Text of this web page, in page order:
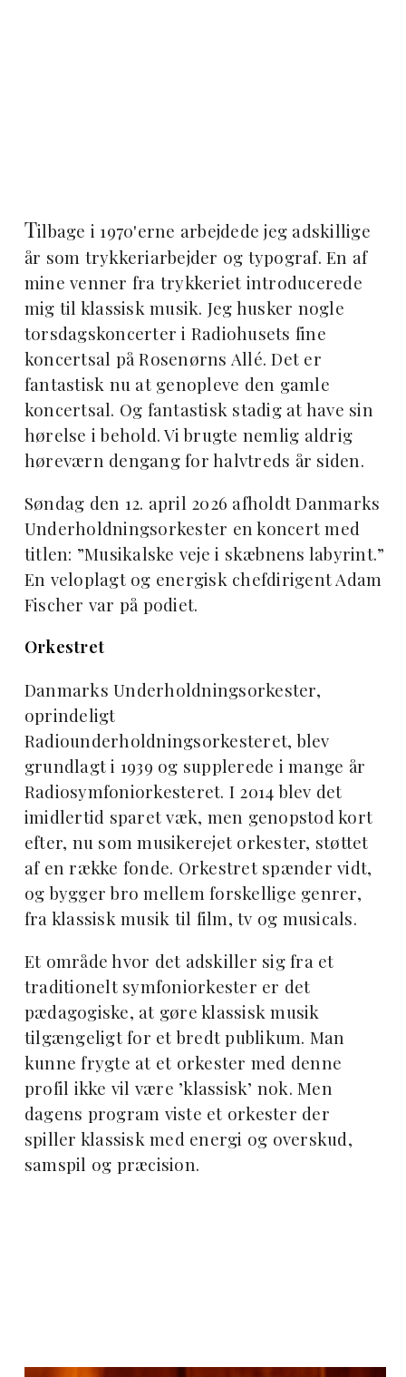
Tilbage i 1970'erne arbejdede jeg adskillige
år som trykkeriarbejder og typograf. En af
mine venner fra trykkeriet introducerede
mig til klassisk musik. Jeg husker nogle
torsdagskoncerter i Radiohusets fine
koncertsal på Rosenørns Allé. Det er
fantastisk nu at genopleve den gamle
koncertsal. Og fantastisk stadig at have sin
hørelse i behold. Vi brugte nemlig aldrig
høreværn dengang for halvtreds år siden.
Søndag den 12. april 2026 afholdt Danmarks
Underholdningsorkester en koncert med
titlen: ”Musikalske veje i skæbnens labyrint.”
En veloplagt og energisk chefdirigent Adam
Fischer var på podiet.
Orkestret
Danmarks Underholdningsorkester,
oprindeligt
Radiounderholdningsorkesteret, blev
grundlagt i 1939 og supplerede i mange år
Radiosymfoniorkesteret. I 2014 blev det
imidlertid sparet væk, men genopstod kort
efter, nu som musikerejet orkester, støttet
af en række fonde. Orkestret spænder vidt,
og bygger bro mellem forskellige genrer,
fra klassisk musik til film, tv og musicals.
Et område hvor det adskiller sig fra et
traditionelt symfoniorkester er det
pædagogiske, at gøre klassisk musik
tilgængeligt for et bredt publikum. Man
kunne frygte at et orkester med denne
profil ikke vil være ’klassisk’ nok. Men
dagens program viste et orkester der
spiller klassisk med energi og overskud,
samspil og præcision.